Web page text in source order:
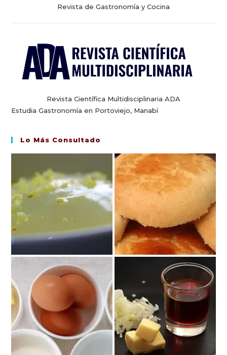
Revista de Gastronomía y Cocina
Revista Científica Multidisciplinaria ADA
Estudia Gastronomía en Portoviejo, Manabí
Lo Más Consultado